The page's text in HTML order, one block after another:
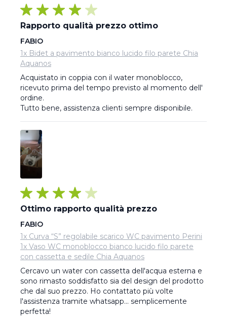
Rapporto qualità prezzo ottimo
FABIO
1x Bidet a pavimento bianco lucido filo parete Chia
Aquanos
Acquistato in coppia con il water monoblocco,
ricevuto prima del tempo previsto al momento dell'
ordine.
Tutto bene, assistenza clienti sempre disponibile.
Ottimo rapporto qualità prezzo
FABIO
1x Curva “S” regolabile scarico WC pavimento Perini
1x Vaso WC monoblocco bianco lucido filo parete
con cassetta e sedile Chia Aquanos
Cercavo un water con cassetta dell'acqua esterna e
sono rimasto soddisfatto sia del design del prodotto
che dal suo prezzo. Ho contattato più volte
l'assistenza tramite whatsapp... semplicemente
perfetta!